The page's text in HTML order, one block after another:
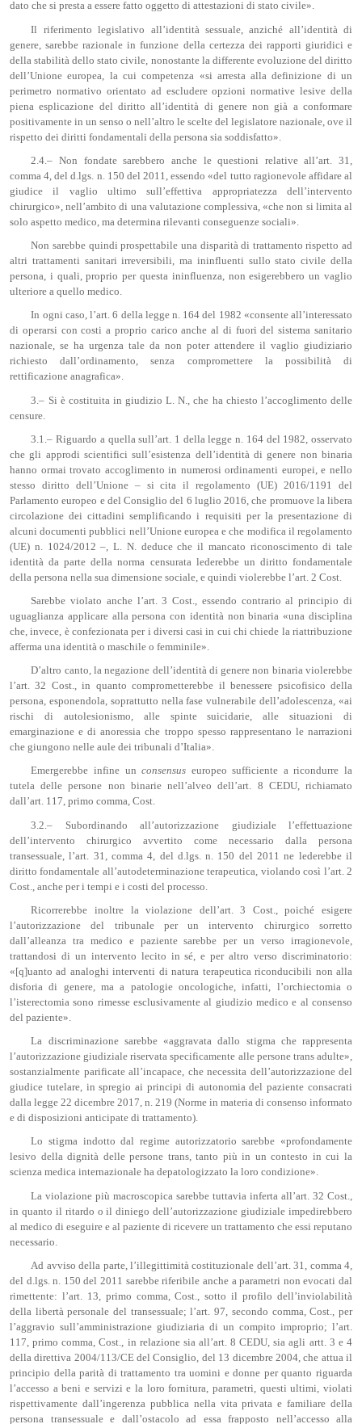
dato che si presta a essere fatto oggetto di attestazioni di stato civile».
Il riferimento legislativo all’identità sessuale, anziché all’identità di
genere, sarebbe razionale in funzione della certezza dei rapporti giuridici e
della stabilità dello stato civile, nonostante la differente evoluzione del diritto
dell’Unione europea, la cui competenza «si arresta alla definizione di un
perimetro normativo orientato ad escludere opzioni normative lesive della
piena esplicazione del diritto all’identità di genere non già a conformare
positivamente in un senso o nell’altro le scelte del legislatore nazionale, ove il
rispetto dei diritti fondamentali della persona sia soddisfatto».
2.4.– Non fondate sarebbero anche le questioni relative all’art. 31,
comma 4, del d.lgs. n. 150 del 2011, essendo «del tutto ragionevole affidare al
giudice il vaglio ultimo sull’effettiva appropriatezza dell’intervento
chirurgico», nell’ambito di una valutazione complessiva, «che non si limita al
solo aspetto medico, ma determina rilevanti conseguenze sociali».
Non sarebbe quindi prospettabile una disparità di trattamento rispetto ad
altri trattamenti sanitari irreversibili, ma ininfluenti sullo stato civile della
persona, i quali, proprio per questa ininfluenza, non esigerebbero un vaglio
ulteriore a quello medico.
In ogni caso, l’art. 6 della legge n. 164 del 1982 «consente all’interessato
di operarsi con costi a proprio carico anche al di fuori del sistema sanitario
nazionale, se ha urgenza tale da non poter attendere il vaglio giudiziario
richiesto dall’ordinamento, senza compromettere la possibilità di
rettificazione anagrafica».
3.– Si è costituita in giudizio L. N., che ha chiesto l’accoglimento delle
censure.
3.1.– Riguardo a quella sull’art. 1 della legge n. 164 del 1982, osservato
che gli approdi scientifici sull’esistenza dell’identità di genere non binaria
hanno ormai trovato accoglimento in numerosi ordinamenti europei, e nello
stesso diritto dell’Unione – si cita il regolamento (UE) 2016/1191 del
Parlamento europeo e del Consiglio del 6 luglio 2016, che promuove la libera
circolazione dei cittadini semplificando i requisiti per la presentazione di
alcuni documenti pubblici nell’Unione europea e che modifica il regolamento
(UE) n. 1024/2012 –, L. N. deduce che il mancato riconoscimento di tale
identità da parte della norma censurata lederebbe un diritto fondamentale
della persona nella sua dimensione sociale, e quindi violerebbe l’art. 2 Cost.
Sarebbe violato anche l’art. 3 Cost., essendo contrario al principio di
uguaglianza applicare alla persona con identità non binaria «una disciplina
che, invece, è confezionata per i diversi casi in cui chi chiede la riattribuzione
afferma una identità o maschile o femminile».
D’altro canto, la negazione dell’identità di genere non binaria violerebbe
l’art. 32 Cost., in quanto comprometterebbe il benessere psicofisico della
persona, esponendola, soprattutto nella fase vulnerabile dell’adolescenza, «ai
rischi di autolesionismo, alle spinte suicidarie, alle situazioni di
emarginazione e di anoressia che troppo spesso rappresentano le narrazioni
che giungono nelle aule dei tribunali d’Italia».
Emergerebbe infine unconsensus europeo sufficiente a ricondurre la
tutela delle persone non binarie nell’alveo dell’art. 8 CEDU, richiamato
dall’art. 117, primo comma, Cost.
3.2.– Subordinando all’autorizzazione giudiziale l’effettuazione
dell’intervento chirurgico avvertito come necessario dalla persona
transessuale, l’art. 31, comma 4, del d.lgs. n. 150 del 2011 ne lederebbe il
diritto fondamentale all’autodeterminazione terapeutica, violando così l’art. 2
Cost., anche per i tempi e i costi del processo.
Ricorrerebbe inoltre la violazione dell’art. 3 Cost., poiché esigere
l’autorizzazione del tribunale per un intervento chirurgico sorretto
dall’alleanza tra medico e paziente sarebbe per un verso irragionevole,
trattandosi di un intervento lecito in sé, e per altro verso discriminatorio:
«[q]uanto ad analoghi interventi di natura terapeutica riconducibili non alla
disforia di genere, ma a patologie oncologiche, infatti, l’orchiectomia o
l’isterectomia sono rimesse esclusivamente al giudizio medico e al consenso
del paziente».
La discriminazione sarebbe «aggravata dallo stigma che rappresenta
l’autorizzazione giudiziale riservata specificamente alle persone trans adulte»,
sostanzialmente parificate all’incapace, che necessita dell’autorizzazione del
giudice tutelare, in spregio ai principi di autonomia del paziente consacrati
dalla legge 22 dicembre 2017, n. 219 (Norme in materia di consenso informato
e di disposizioni anticipate di trattamento).
Lo stigma indotto dal regime autorizzatorio sarebbe «profondamente
lesivo della dignità delle persone trans, tanto più in un contesto in cui la
scienza medica internazionale ha depatologizzato la loro condizione».
La violazione più macroscopica sarebbe tuttavia inferta all’art. 32 Cost.,
in quanto il ritardo o il diniego dell’autorizzazione giudiziale impedirebbero
al medico di eseguire e al paziente di ricevere un trattamento che essi reputano
necessario.
Ad avviso della parte, l’illegittimità costituzionale dell’art. 31, comma 4,
del d.lgs. n. 150 del 2011 sarebbe riferibile anche a parametri non evocati dal
rimettente: l’art. 13, primo comma, Cost., sotto il profilo dell’inviolabilità
della libertà personale del transessuale; l’art. 97, secondo comma, Cost., per
l’aggravio sull’amministrazione giudiziaria di un compito improprio; l’art.
117, primo comma, Cost., in relazione sia all’art. 8 CEDU, sia agli artt. 3 e 4
della direttiva 2004/113/CE del Consiglio, del 13 dicembre 2004, che attua il
principio della parità di trattamento tra uomini e donne per quanto riguarda
l’accesso a beni e servizi e la loro fornitura, parametri, questi ultimi, violati
rispettivamente dall’ingerenza pubblica nella vita privata e familiare della
persona transessuale e dall’ostacolo ad essa frapposto nell’accesso alla